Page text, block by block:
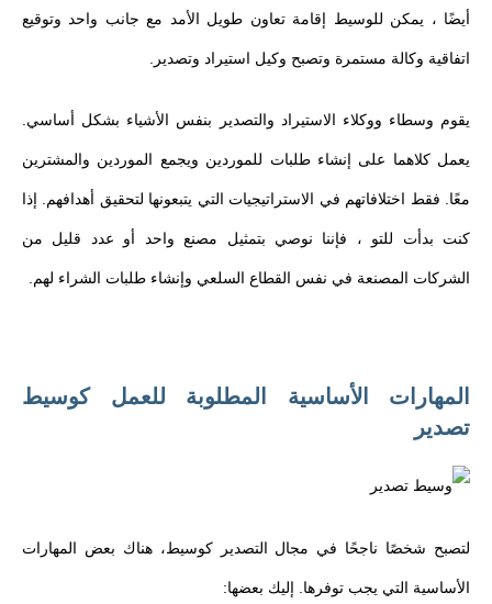
أيضًا ، يمكن للوسيط إقامة تعاون طويل الأمد مع جانب واحد وتوقيع
اتفاقية وكالة مستمرة وتصبح وكيل استيراد وتصدير.
يقوم وسطاء ووكلاء الاستيراد والتصدير بنفس الأشياء بشكل أساسي.
يعمل كلاهما على إنشاء طلبات للموردين ويجمع الموردين والمشترين
معًا. فقط اختلافاتهم في الاستراتيجيات التي يتبعونها لتحقيق أهدافهم. إذا
كنت بدأت للتو ، فإننا نوصي بتمثيل مصنع واحد أو عدد قليل من
الشركات المصنعة في نفس القطاع السلعي وإنشاء طلبات الشراء لهم.
المهارات الأساسية المطلوبة للعمل كوسيط
تصدير
لتصبح شخصًا ناجحًا في مجال التصدير كوسيط، هناك بعض المهارات
الأساسية التي يجب توفرها. إليك بعضها: